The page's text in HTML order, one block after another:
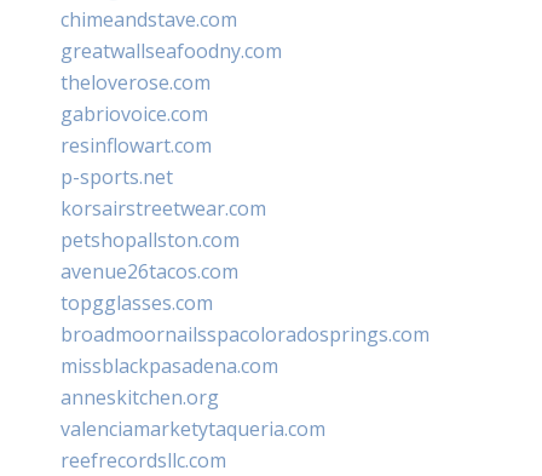
chimeandstave.com
greatwallseafoodny.com
theloverose.com
gabriovoice.com
resinflowart.com
p-sports.net
korsairstreetwear.com
petshopallston.com
avenue26tacos.com
topgglasses.com
broadmoornailsspacoloradosprings.com
missblackpasadena.com
anneskitchen.org
valenciamarketytaqueria.com
reefrecordsllc.com